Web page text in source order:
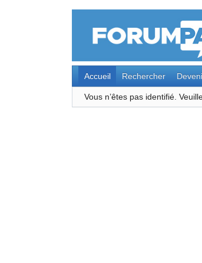
Accueil Rechercher
Vous n’êtes pas identifié.